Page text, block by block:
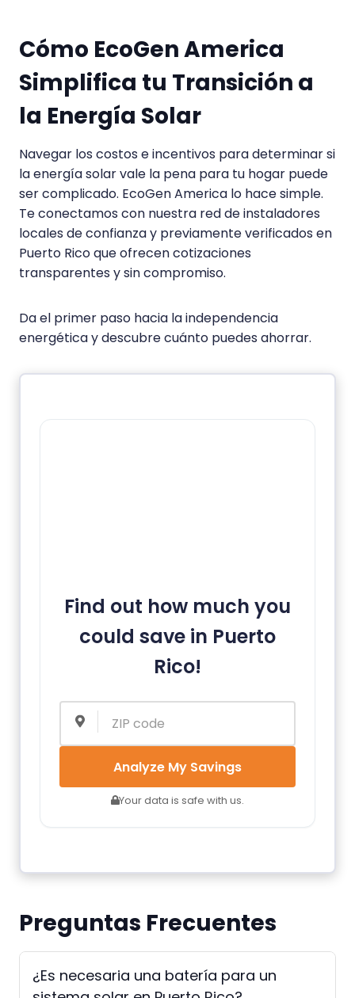
Cómo EcoGen America
Simplifica tu Transición a
la Energía Solar
Navegar los costos e incentivos para determinar si
la energía solar vale la pena para tu hogar puede
ser complicado. EcoGen America lo hace simple.
Te conectamos con nuestra red de instaladores
locales de confianza y previamente verificados en
Puerto Rico que ofrecen cotizaciones
transparentes y sin compromiso.
Da el primer paso hacia la independencia
energética y descubre cuánto puedes ahorrar.
Find out how much you
could save in Puerto
Rico!
Analyze My Savings
Your data is safe with us.
Preguntas Frecuentes
¿Es necesaria una batería para un